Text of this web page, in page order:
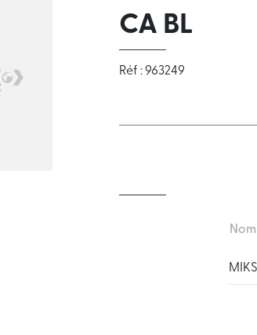
CA BL
Réf : 963249
Nom